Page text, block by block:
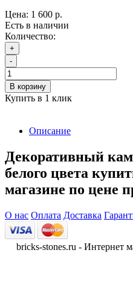
Цена: 1 600 р.
Есть в наличии
Количество:
+
-
В корзину
Купить в 1 клик
Описание
Декоративный
белого цвета
магазине по цене
О нас Оплата Доставка
bricks-stones.ru - Интернет